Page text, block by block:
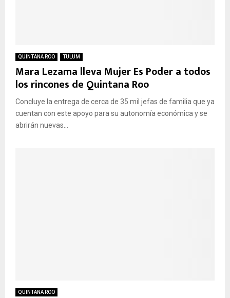
QUINTANA ROO TULUM
Mara Lezama lleva Mujer Es Poder a todos
los rincones de Quintana Roo
Concluye la entrega de cerca de 35 mil jefas de familia que ya
cuentan con este apoyo para su autonomía económica y se
abrirán nuevas...
QUINTANA ROO